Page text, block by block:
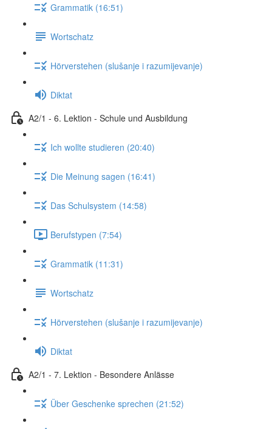
Grammatik (16:51)
Wortschatz
Hörverstehen (slušanje i razumijevanje)
Diktat
A2/1 - 6. Lektion - Schule und Ausbildung
Ich wollte studieren (20:40)
Die Meinung sagen (16:41)
Das Schulsystem (14:58)
Berufstypen (7:54)
Grammatik (11:31)
Wortschatz
Hörverstehen (slušanje i razumijevanje)
Diktat
A2/1 - 7. Lektion - Besondere Anlässe
Über Geschenke sprechen (21:52)